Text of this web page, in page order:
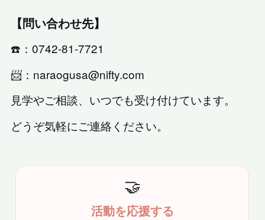
【問い合わせ先】
☎️：0742-81-7721
📨：naraogusa@nifty.com
見学やご相談、いつでも受け付けています。
どうぞ気軽にご連絡ください。